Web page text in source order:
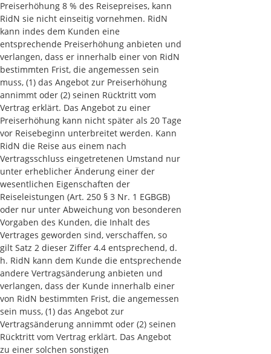
Preiserhöhung 8 % des Reisepreises, kann
RidN sie nicht einseitig vornehmen. RidN
kann indes dem Kunden eine
entsprechende Preiserhöhung anbieten und
verlangen, dass er innerhalb einer von RidN
bestimmten Frist, die angemessen sein
muss, (1) das Angebot zur Preiserhöhung
annimmt oder (2) seinen Rücktritt vom
Vertrag erklärt. Das Angebot zu einer
Preiserhöhung kann nicht später als 20 Tage
vor Reisebeginn unterbreitet werden. Kann
RidN die Reise aus einem nach
Vertragsschluss eingetretenen Umstand nur
unter erheblicher Änderung einer der
wesentlichen Eigenschaften der
Reiseleistungen (Art. 250 § 3 Nr. 1 EGBGB)
oder nur unter Abweichung von besonderen
Vorgaben des Kunden, die Inhalt des
Vertrages geworden sind, verschaffen, so
gilt Satz 2 dieser Ziffer 4.4 entsprechend, d.
h. RidN kann dem Kunde die entsprechende
andere Vertragsänderung anbieten und
verlangen, dass der Kunde innerhalb einer
von RidN bestimmten Frist, die angemessen
sein muss, (1) das Angebot zur
Vertragsänderung annimmt oder (2) seinen
Rücktritt vom Vertrag erklärt. Das Angebot
zu einer solchen sonstigen